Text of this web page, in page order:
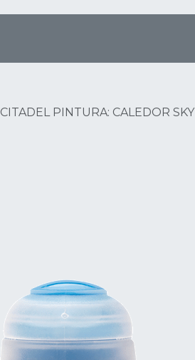
CITADEL PINTURA: CALEDOR SKY